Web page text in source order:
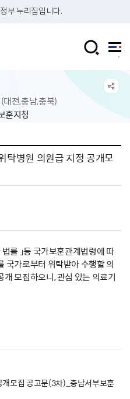
부 누리집입니다.
전,충남,충북)
훈지청
탁병원 의원급 지정 공개모
률 」등 국가보훈관계법령에 따
국가로부터 위탁받아 수행할 의
모집하오니, 관심 있는 의료기
모집 공고문(3차)_충남서부보훈